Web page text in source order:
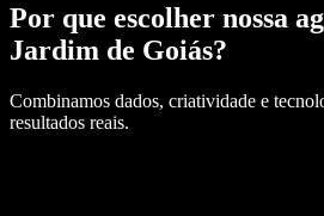
Por que escolher nossa
Jardim de Goiás?
Combinamos dados, criatividade e
resultados reais.